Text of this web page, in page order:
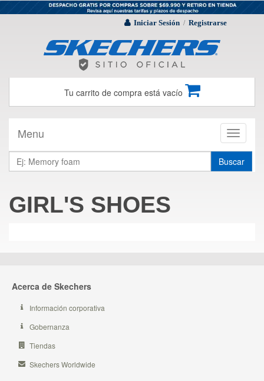
Iniciar Sesión / Registrarse
Tu carrito de compra está vacío
Toggle
Menu
Buscar
GIRL'S SHOES
Acerca de Skechers
Información corporativa
Gobernanza
Tiendas
Skechers Worldwide